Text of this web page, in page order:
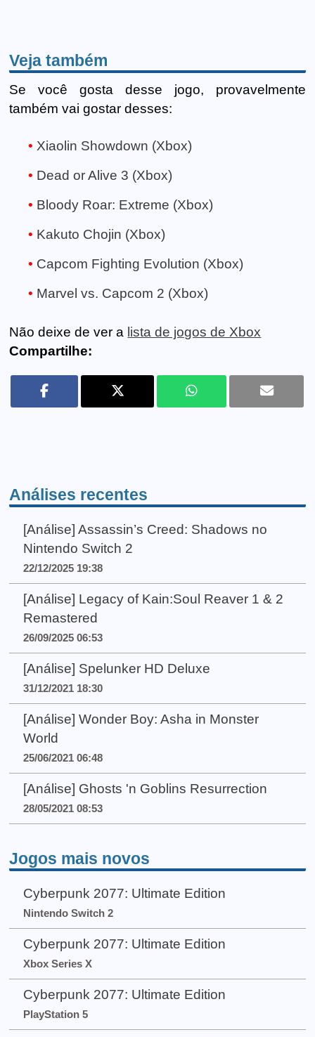
Veja também
Se você gosta desse jogo, provavelmente
também vai gostar desses:
Xiaolin Showdown (Xbox)
Dead or Alive 3 (Xbox)
Bloody Roar: Extreme (Xbox)
Kakuto Chojin (Xbox)
Capcom Fighting Evolution (Xbox)
Marvel vs. Capcom 2 (Xbox)
Não deixe de ver a lista de jogos de Xbox
Compartilhe:
Análises recentes
[Análise] Assassin’s Creed: Shadows no
Nintendo Switch 2
22/12/2025 19:38
[Análise] Legacy of Kain:Soul Reaver 1 & 2
Remastered
26/09/2025 06:53
[Análise] Spelunker HD Deluxe
31/12/2021 18:30
[Análise] Wonder Boy: Asha in Monster
World
25/06/2021 06:48
[Análise] Ghosts 'n Goblins Resurrection
28/05/2021 08:53
Jogos mais novos
Cyberpunk 2077: Ultimate Edition
Nintendo Switch 2
Cyberpunk 2077: Ultimate Edition
Xbox Series X
Cyberpunk 2077: Ultimate Edition
PlayStation 5